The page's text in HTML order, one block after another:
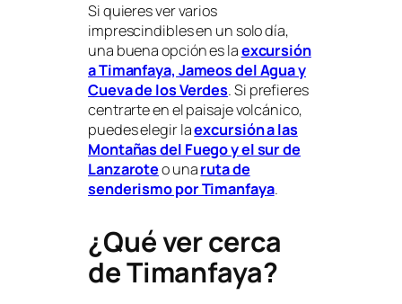
Si quieres ver varios
imprescindibles en un solo día,
una buena opción es laexcursión
a Timanfaya, Jameos del Agua y
Cueva de los Verdes. Si prefieres
centrarte en el paisaje volcánico,
puedes elegir laexcursión a las
Montañas del Fuego y el sur de
Lanzaroteo unaruta de
senderismo por Timanfaya.
¿Qué ver cerca
de Timanfaya?